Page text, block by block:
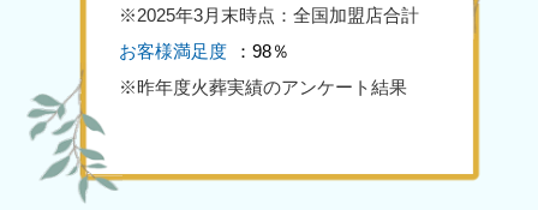
※2025年3月末時点：全国加盟店合計
お客様満足度
：98％
※昨年度火葬実績のアンケート結果